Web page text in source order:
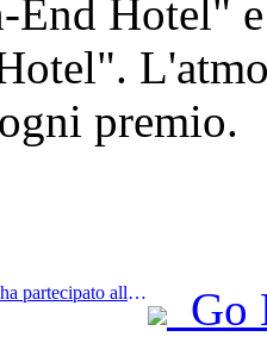
End Hotel"
premio.
Prev:China Tourism Group ha partecipato alla China International Import Expo per otto anni consecutivi, firmando contratti per un valore di oltre 1 miliardo di dollari. Go